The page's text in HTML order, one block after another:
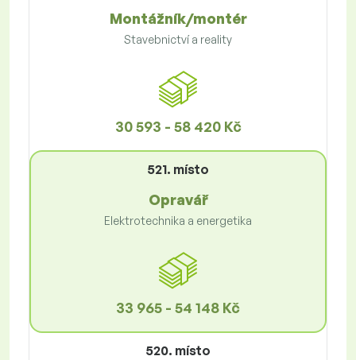
Montážník/montér
Stavebnictví a reality
30 593 - 58 420 Kč
521. místo
Opravář
Elektrotechnika a energetika
33 965 - 54 148 Kč
520. místo